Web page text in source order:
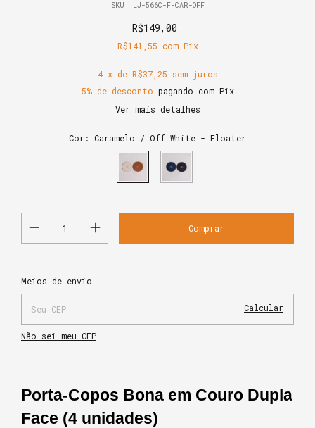
SKU: LJ-566C-F-CAR-OFF
R$149,00
R$141,55 com Pix
4 x de R$37,25 sem juros
5% de desconto pagando com Pix
Ver mais detalhes
Cor: Caramelo / Off White - Floater
Entregas para o CEP:
Meios de envio
Calcular
Não sei meu CEP
Porta-Copos Bona em Couro Dupla
Face (4 unidades)